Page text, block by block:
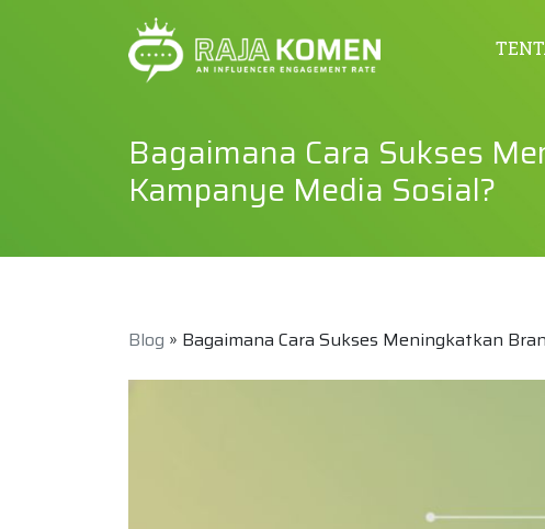
Bagaimana Cara Sukses
Kampanye Media Sosial?
Blog » Bagaimana Cara Sukses Meningkatkan